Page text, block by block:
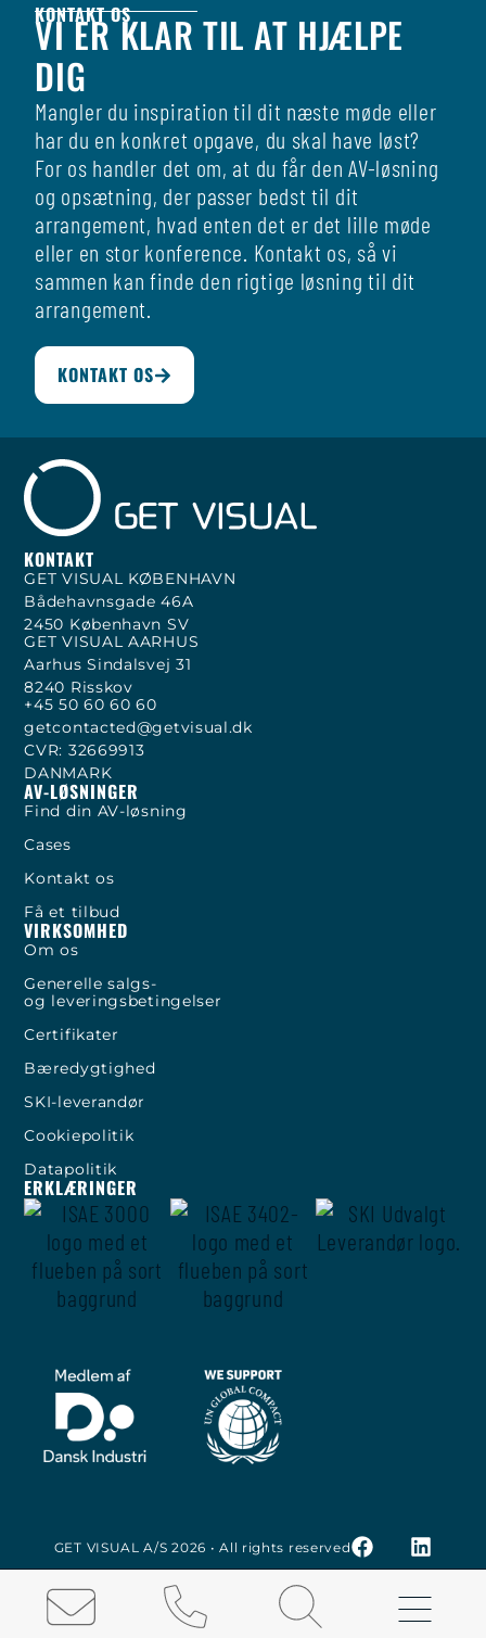
KONTAKT OS
VI ER KLAR TIL AT HJÆLPE
DIG
Mangler du inspiration til dit næste møde eller
har du en konkret opgave, du skal have løst?
For os handler det om, at du får den AV-løsning
og opsætning, der passer bedst til dit
arrangement, hvad enten det er det lille møde
eller en stor konference. Kontakt os, så vi
sammen kan finde den rigtige løsning til dit
arrangement.
KONTAKT OS
KONTAKT
GET VISUAL KØBENHAVN
Bådehavnsgade 46A
2450 København SV
GET VISUAL AARHUS
Aarhus Sindalsvej 31
8240 Risskov
+45 50 60 60 60
getcontacted@getvisual.dk
CVR: 32669913
DANMARK
AV-LØSNINGER
Find din AV-løsning
Cases
Kontakt os
Få et tilbud
VIRKSOMHED
Om os
Generelle salgs-
og leveringsbetingelser
Certifikater
Bæredygtighed
SKI-leverandør
Cookiepolitik
Datapolitik
ERKLÆRINGER
GET VISUAL A/S 2026 • All rights reserved